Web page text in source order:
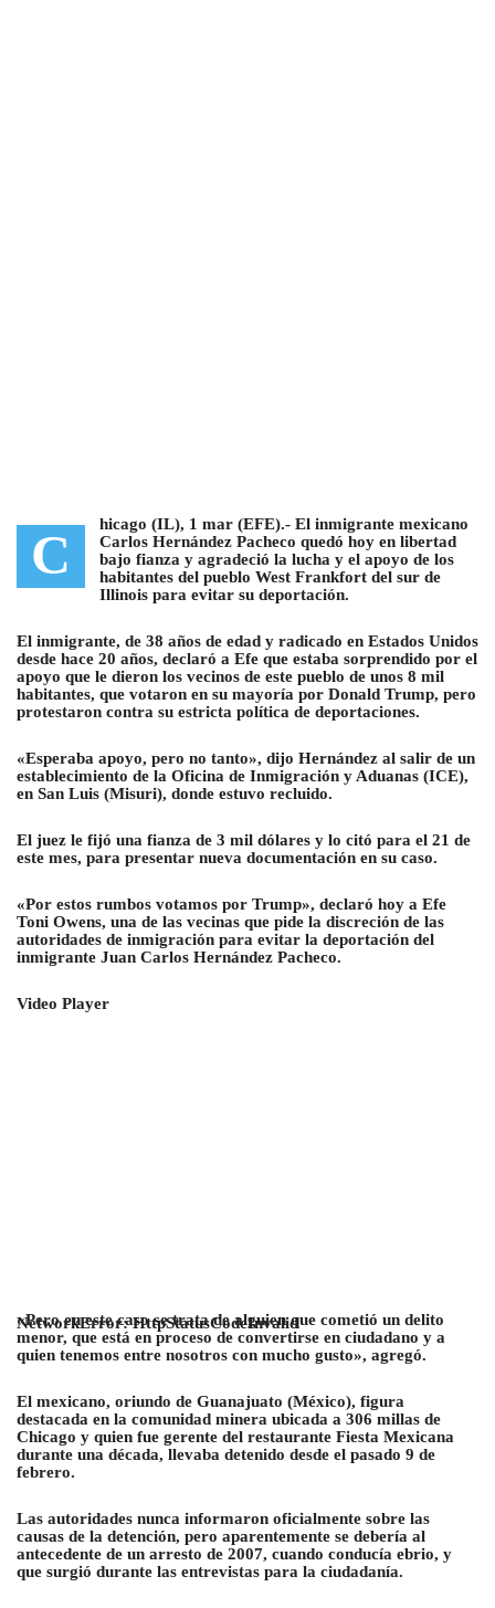
C hicago (IL), 1 mar (EFE).- El inmigrante mexicano
Carlos Hernández Pacheco quedó hoy en libertad
bajo fianza y agradeció la lucha y el apoyo de los
habitantes del pueblo West Frankfort del sur de
Illinois para evitar su deportación.
El inmigrante, de 38 años de edad y radicado en Estados Unidos
desde hace 20 años, declaró a Efe que estaba sorprendido por el
apoyo que le dieron los vecinos de este pueblo de unos 8 mil
habitantes, que votaron en su mayoría por Donald Trump, pero
protestaron contra su estricta política de deportaciones.
«Esperaba apoyo, pero no tanto», dijo Hernández al salir de un
establecimiento de la Oficina de Inmigración y Aduanas (ICE),
en San Luis (Misuri), donde estuvo recluido.
El juez le fijó una fianza de 3 mil dólares y lo citó para el 21 de
este mes, para presentar nueva documentación en su caso.
«Por estos rumbos votamos por Trump», declaró hoy a Efe
Toni Owens, una de las vecinas que pide la discreción de las
autoridades de inmigración para evitar la deportación del
inmigrante Juan Carlos Hernández Pacheco.
Video Player
NetworkError: HttpStatusCodeInvalid
«Pero en este caso se trata de alguien que cometió un delito
menor, que está en proceso de convertirse en ciudadano y a
quien tenemos entre nosotros con mucho gusto», agregó.
El mexicano, oriundo de Guanajuato (México), figura
destacada en la comunidad minera ubicada a 306 millas de
Chicago y quien fue gerente del restaurante Fiesta Mexicana
durante una década, llevaba detenido desde el pasado 9 de
febrero.
Las autoridades nunca informaron oficialmente sobre las
causas de la detención, pero aparentemente se debería al
antecedente de un arresto de 2007, cuando conducía ebrio, y
que surgió durante las entrevistas para la ciudadanía.